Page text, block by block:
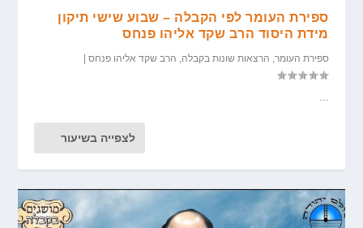
ספירת העומר לפי הקבלה – שבוע שישי תיקון
מידת היסוד הרב שקד אליהו פנחס
ספירת העומר, הרצאות שונות בקבלה, הרב שקד אליהו פנחס |
לצפייה בשיעור